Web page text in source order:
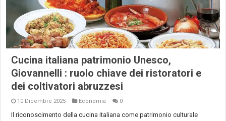
Cucina italiana patrimonio Unesco,
Giovannelli : ruolo chiave dei ristoratori e
dei coltivatori abruzzesi
10 Dicembre 2025 Economia 0
Il riconoscimento della cucina italiana come patrimonio culturale